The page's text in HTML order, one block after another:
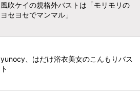
風吹ケイの規格外バストは「モリモリの
ヨセヨセでマンマル」
yunocy、はだけ浴衣美女のこんもりバス
ト